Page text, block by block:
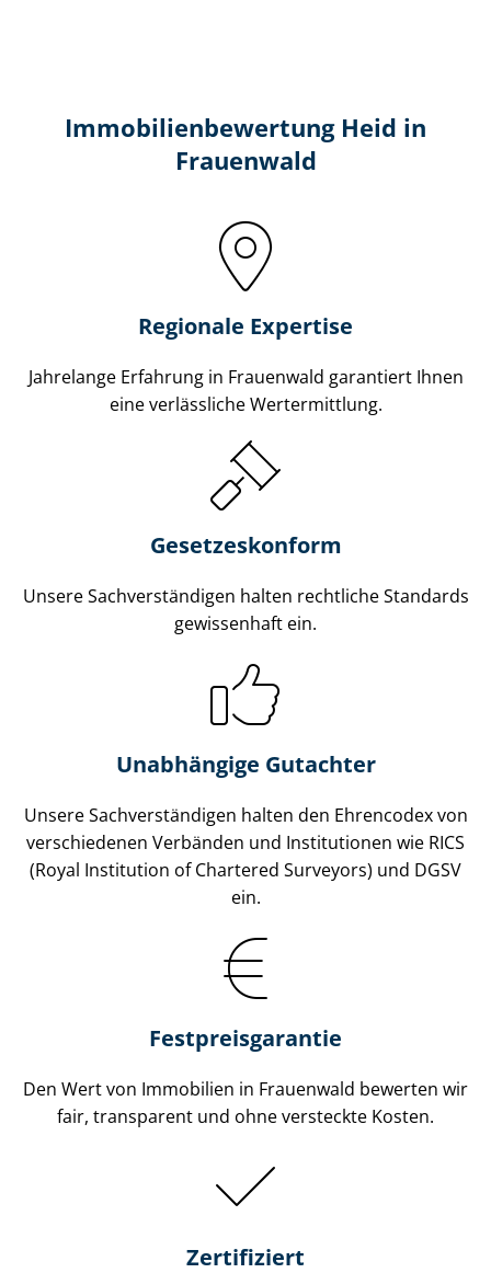
Immobilien­bewertung Heid in
Frauenwald
Regionale Expertise
Jahrelange Erfahrung in Frauenwald garantiert Ihnen
eine verlässliche Wertermittlung.
Gesetzes­konform
Unsere Sach­ver­stän­di­gen halten rechtliche Standards
gewissenhaft ein.
Unabhängige Gutachter
Unsere Sach­ver­stän­di­gen halten den Ehrencodex von
verschiedenen Verbänden und Institutionen wie RICS
(Royal Institution of Chartered Surveyors) und DGSV
ein.
Festpreis​garantie
Den Wert von Immobilien in Frauenwald bewerten wir
fair, transparent und ohne versteckte Kosten.
Zertifiziert